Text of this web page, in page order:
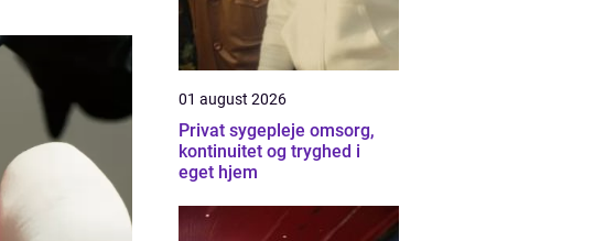
01 august 2026
Privat sygepleje omsorg,
kontinuitet og tryghed i
eget hjem